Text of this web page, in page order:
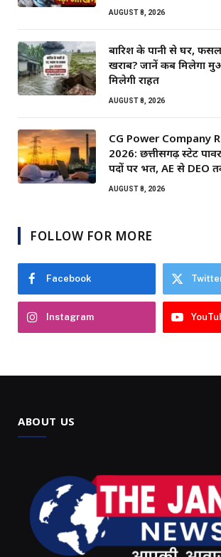
AUGUST 8, 2026
बारिश के पानी से घर,
खराब? जानें कब मिलेगा
मिलेगी राहत
AUGUST 8, 2026
CG Power Company
2026: छत्तीसगढ़ स्टेट
पदों पर भर्ती, AE से
AUGUST 8, 2026
FOLLOW FOR MORE
Facebook
Instagram
ABOUT US